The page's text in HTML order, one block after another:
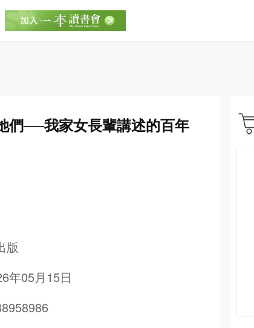
們──我家女長輩講述的百年
版
年05月15日